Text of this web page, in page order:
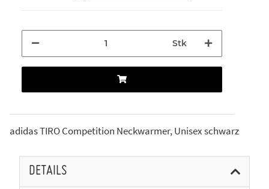
Stk
adidas TIRO Competition Neckwarmer, Unisex schwarz
DETAILS